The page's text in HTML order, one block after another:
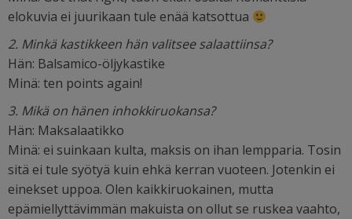
elokuvia ei juurikaan tule enää katsottua
2. Minkä kastikkeen hän valitsee salaattiinsa?
Hän: Balsamico-öljykastike
Minä: ten points again!
3. Mikä on hänen inhokkiruokansa?
Hän: Maksalaatikko
Minä: ei suinkaan kulta, maksis on ihan lempparia. Tosin
sitä ei tule syötyä kuin ehkä kerran vuoteen. Jotenkin ei
einekset uppoa. Olen kaikkiruokainen, mutta
epämiellyttävimmän makuista on ollut se ruskea vaahto,